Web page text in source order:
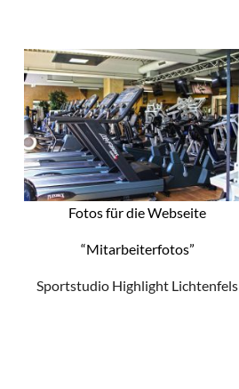
Fotos für die Webseite
“Mitarbeiterfotos”
Sportstudio Highlight Lichtenfels